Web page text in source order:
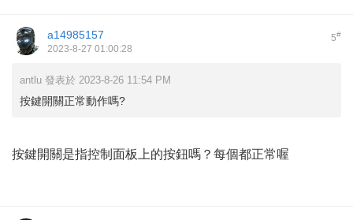
5#
a14985157
2023-8-27 01:00:28
antlu 發表於 2023-8-26 11:54 PM
按鍵開關正常動作嗎?
按鍵開關是指控制面板上的按鈕嗎？每個都正常喔